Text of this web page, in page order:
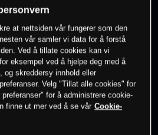
på dette instrumentet
om konto
at nettsiden vår fungerer som den
vår samler vi data for å forstå
Ved å tillate cookies kan vi
eksempel ved å hjelpe deg med å
og skreddersy innhold eller
Velg "Tillat alle cookies" for
for å administrere cookie-
finne ut mer ved å se vår Cookie-